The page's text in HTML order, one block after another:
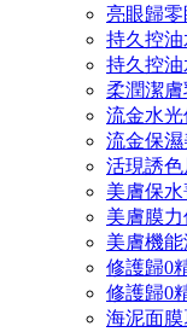
亮眼歸零
持久控
持久控
柔潤潔膚
流金水
流金保
活現誘
美膚保
美膚膜
美膚機
修護歸0
修護歸0
海泥面